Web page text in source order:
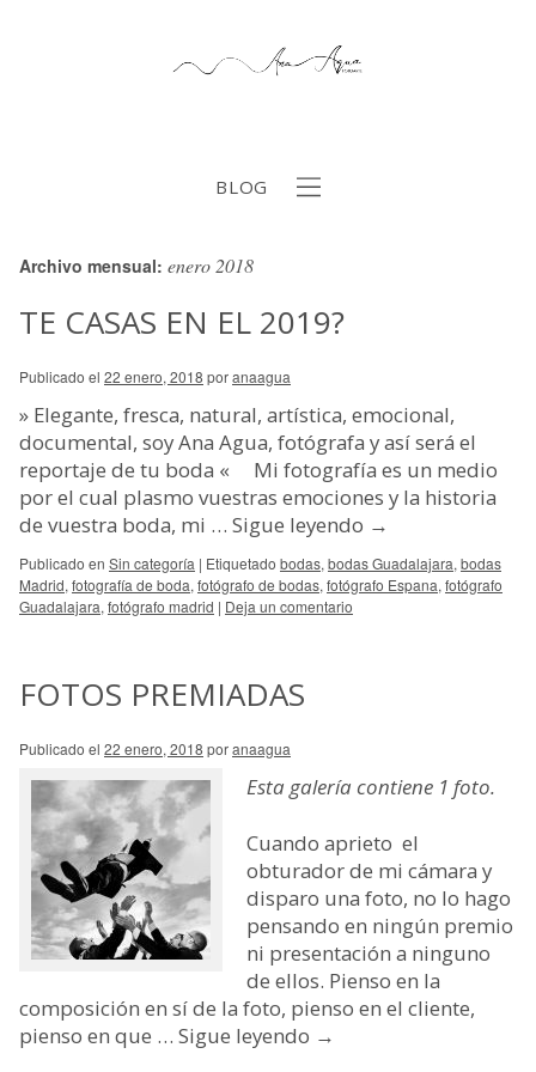
BLOG
Archivo mensual: enero 2018
TE CASAS EN EL 2019?
Publicado el 22 enero, 2018 poranaagua
» Elegante, fresca, natural, artística, emocional,
documental, soy Ana Agua, fotógrafa y así será el
reportaje de tu boda « Mi fotografía es un medio
por el cual plasmo vuestras emociones y la historia
de vuestra boda, mi … Sigue leyendo →
Publicado en Sin categoría | Etiquetado bodas, bodas Guadalajara, bodas
Madrid, fotografía de boda, fotógrafo de bodas, fotógrafo Espana, fotógrafo
Guadalajara, fotógrafo madrid | Deja un comentario
FOTOS PREMIADAS
Publicado el 22 enero, 2018 poranaagua
Esta galería contiene 1 foto.
Cuando aprieto el
obturador de mi cámara y
disparo una foto, no lo hago
pensando en ningún premio
ni presentación a ninguno
de ellos. Pienso en la
composición en sí de la foto, pienso en el cliente,
pienso en que … Sigue leyendo →